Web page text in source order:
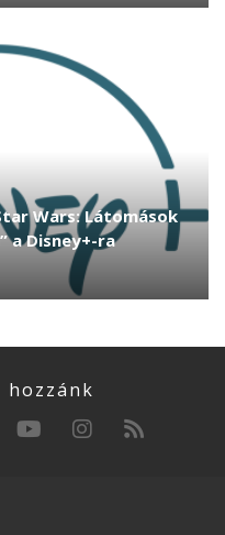
Wars: Látomások
a Disney+-ra
hozzánk